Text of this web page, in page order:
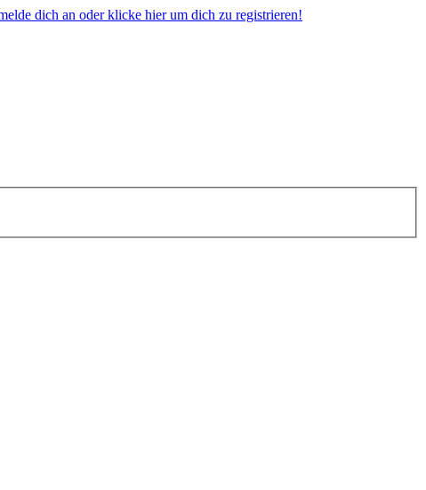
dich an oder klicke hier um dich zu registrieren!